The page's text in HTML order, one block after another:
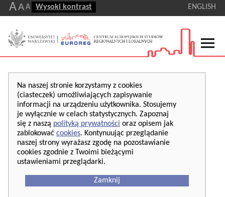
AA A Wysoki kontrast ENGLISH
Na naszej stronie korzystamy z cookies
(ciasteczek) umożliwiających zapisywanie
informacji na urządzeniu użytkownika. Stosujemy
je wyłącznie w celach statystycznych. Zapoznaj
się z naszą polityką prywatności oraz opisem jak
zablokować cookies. Kontynuując przeglądanie
naszej strony wyrażasz zgodę na pozostawianie
cookies zgodnie z Twoimi bieżącymi
ustawieniami przeglądarki.
Zamknij